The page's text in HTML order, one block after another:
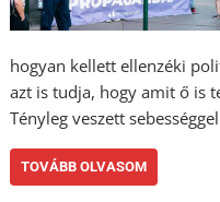
hogyan kellett ellenzéki
azt is tudja, hogy amit ő is
Tényleg veszett
TOVÁBB OLVASOM